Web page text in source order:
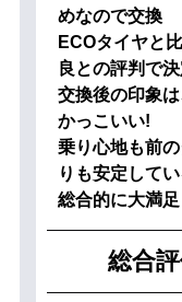
めなので交換
ECOタイヤと
良との評判で
交換後の印象
かっこいい!
乗り心地も前
りも安定して
総合的に大満足
総合